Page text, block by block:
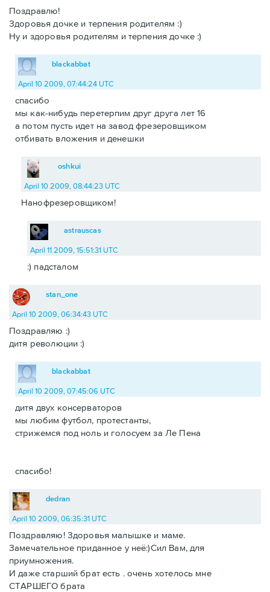
Поздравлю!
Здоровья дочке и терпения родителям :)
Ну и здоровья родителям и терпения дочке :)
blackabbat
April 10 2009, 07:44:24 UTC
спасибо
мы как-нибудь перетерпим друг друга лет 16
а потом пусть идет на завод фрезеровщиком
отбивать вложения и денешки
oshkui
April 10 2009, 08:44:23 UTC
Нанофрезеровщиком!
astrauscas
April 11 2009, 15:51:31 UTC
:) падсталом
stan_one
April 10 2009, 06:34:43 UTC
Поздравляю :)
дитя революции :)
blackabbat
April 10 2009, 07:45:06 UTC
дитя двух консерваторов
мы любим футбол, протестанты,
стрижемся под ноль и голосуем за Ле Пена
спасибо!
dedran
April 10 2009, 06:35:31 UTC
Поздравляю! Здоровья малышке и маме.
Замечательное приданное у неё:)Сил Вам, для
приумножения.
И даже старший брат есть . очень хотелось мне
СТАРШЕГО брата